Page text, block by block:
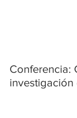
Conferencia:
investigación